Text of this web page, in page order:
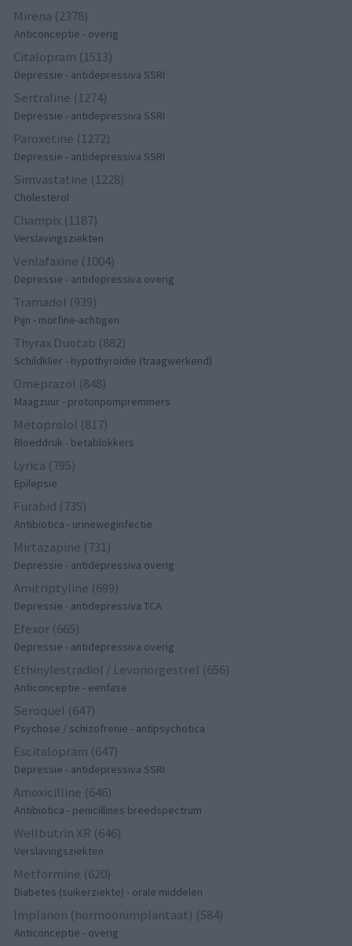
Mirena (2378)
Anticonceptie - overig
Citalopram (1513)
Depressie - antidepressiva SSRI
Sertraline (1274)
Depressie - antidepressiva SSRI
Paroxetine (1272)
Depressie - antidepressiva SSRI
Simvastatine (1228)
Cholesterol
Champix (1187)
Verslavingsziekten
Venlafaxine (1004)
Depressie - antidepressiva overig
Tramadol (939)
Pijn - morfine-achtigen
Thyrax Duotab (882)
Schildklier - hypothyroidie (traagwerkend)
Omeprazol (848)
Maagzuur - protonpompremmers
Metoprolol (817)
Bloeddruk - betablokkers
Lyrica (795)
Epilepsie
Furabid (735)
Antibiotica - urineweginfectie
Mirtazapine (731)
Depressie - antidepressiva overig
Amitriptyline (699)
Depressie - antidepressiva TCA
Efexor (665)
Depressie - antidepressiva overig
Ethinylestradiol / Levonorgestrel (656)
Anticonceptie - eenfase
Seroquel (647)
Psychose / schizofrenie - antipsychotica
Escitalopram (647)
Depressie - antidepressiva SSRI
Amoxicilline (646)
Antibiotica - penicillines breedspectrum
Wellbutrin XR (646)
Verslavingsziekten
Metformine (620)
Diabetes (suikerziekte) - orale middelen
Implanon (hormoonimplantaat) (584)
Anticonceptie - overig